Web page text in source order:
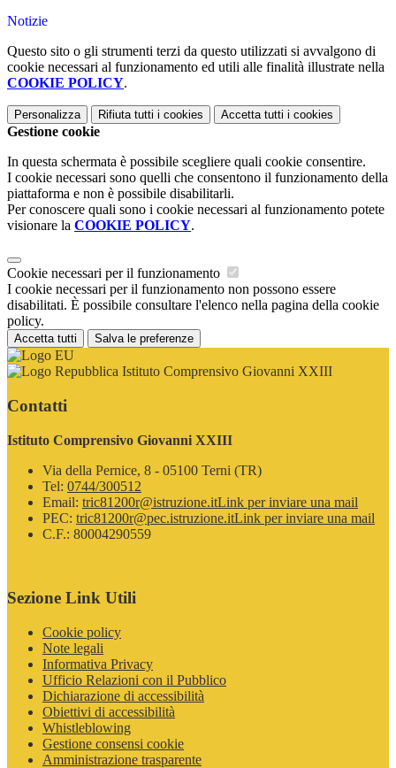
Notizie
Questo sito o gli strumenti terzi da questo utilizzati si avvalgono di
cookie necessari al funzionamento ed utili alle finalità illustrate nella
COOKIE POLICY.
Personalizza Rifiuta tutti i cookies Accetta tutti i cookies
Gestione cookie
In questa schermata è possibile scegliere quali cookie consentire.
I cookie necessari sono quelli che consentono il funzionamento della
piattaforma e non è possibile disabilitarli.
Per conoscere quali sono i cookie necessari al funzionamento potete
visionare la COOKIE POLICY.
Cookie necessari per il funzionamento
I cookie necessari per il funzionamento non possono essere
disabilitati. È possibile consultare l'elenco nella pagina della cookie
policy.
Accetta tutti Salva le preferenze
Istituto Comprensivo Giovanni XXIII
Contatti
Istituto Comprensivo Giovanni XXIII
Via della Pernice, 8 - 05100 Terni (TR)
Tel: 0744/300512
Email: tric81200r@istruzione.itLink per inviare una mail
PEC: tric81200r@pec.istruzione.itLink per inviare una mail
C.F.: 80004290559
Sezione Link Utili
Cookie policy
Note legali
Informativa Privacy
Ufficio Relazioni con il Pubblico
Dichiarazione di accessibilità
Obiettivi di accessibilità
Whistleblowing
Gestione consensi cookie
Amministrazione trasparente